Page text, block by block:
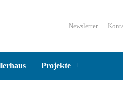
Newsletter
Projekte